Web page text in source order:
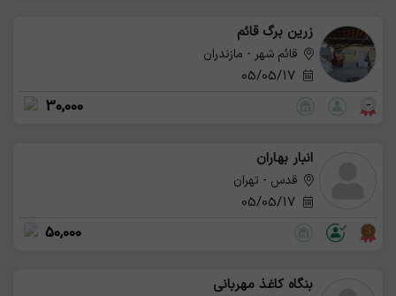
زرین برگ قائم
قائم شهر - مازندران
05/05/17
30,000
انبار بهاران
قدس - تهران
05/05/17
50,000
بنگاه کاغذ مهربانی